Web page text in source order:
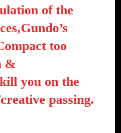
of the
too
&
you on the
passing.